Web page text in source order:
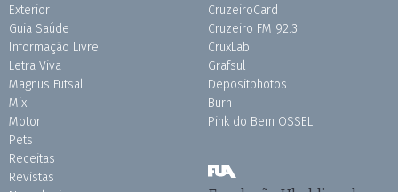
Exterior
Guia Saúde
Informação Livre
Letra Viva
Magnus Futsal
Mix
Motor
Pets
Receitas
Revistas
CruzeiroCard
Cruzeiro FM 92.3
CruxLab
Grafsul
Depositphotos
Burh
Pink do Bem OSSEL